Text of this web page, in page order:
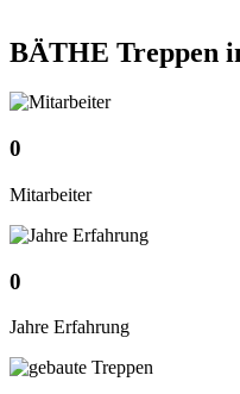
BÄTHE Treppen
0
Mitarbeiter
0
Jahre Erfahrung